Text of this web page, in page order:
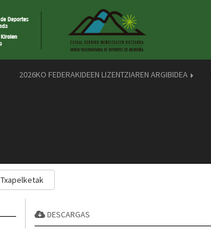
2026KO FEDERAKIDEEN LIZENTZIAREN ARGIBIDEA
Txapelketak
DESCARGAS